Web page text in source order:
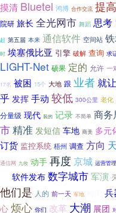
摸清 Bluetel 鸿博 合作交流 提
院研 旅长 全光网市 舞蹈 思考
起 第五届 本来 通信软件 空间站
时 埃塞俄比亚 引擎 破解 查询 求
LIGHT-Net 硕果 定的 允许 一
17名 被困 15个 大地 跟 业者 就让
乎 发挥 手动 较低 300公里 老化
分量级 现代 装的 记录 不简单 商务
市精准 发短信 车地 商美 多元
订货 监控系统 梧州 调查 方向
通信网 九牧 动手 再度 京城 运营管理
软件发布 数字城市军演
他们是 人的 前一天 军地 兵
心 烦心 你们 改革 大潮 展团